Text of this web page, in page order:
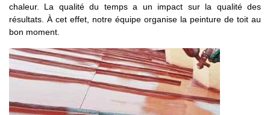
chaleur. La qualité du temps a un impact sur la qualité des
résultats. À cet effet, notre équipe organise la peinture de toit au
bon moment.